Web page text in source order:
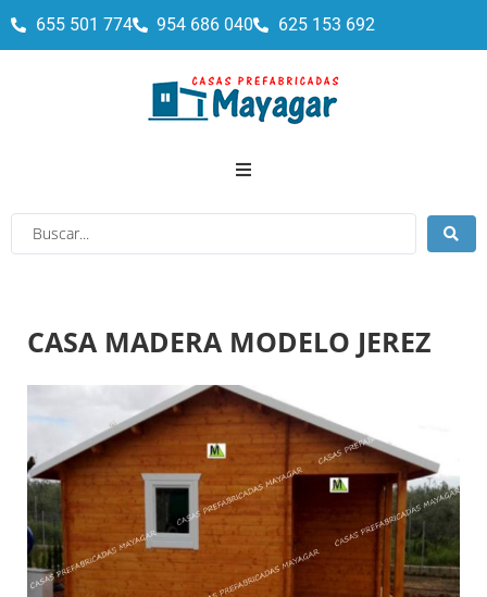
655 501 774 954 686 040 625 153 692
CASA MADERA MODELO JEREZ